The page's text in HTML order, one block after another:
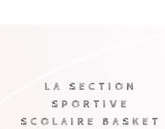
LA SECTION
SPORTIVE
SCOLAIRE BASKET